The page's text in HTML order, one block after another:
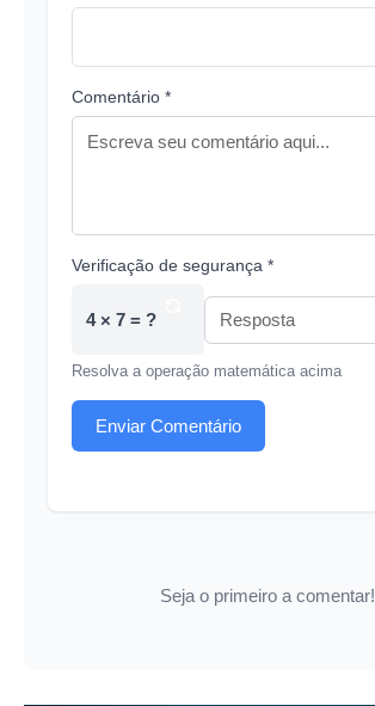
Comentário *
Verificação de segurança *
4 × 7 = ?
Resolva a operação matemática acima
Enviar Comentário
Seja o primeiro a comentar!